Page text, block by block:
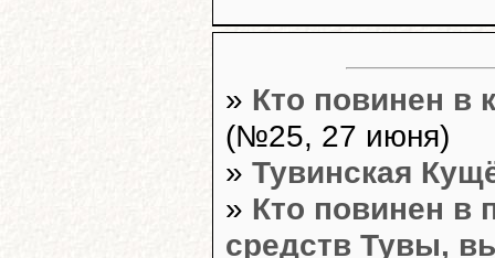
» Кто повинен в
(№25, 27 июня)
» Тувинская
» Кто повинен в
средств Тувы,